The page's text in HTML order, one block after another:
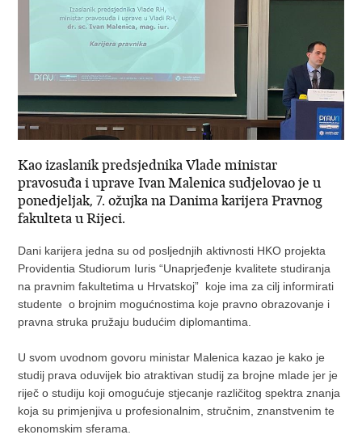
Kao izaslanik predsjednika Vlade ministar
pravosuđa i uprave Ivan Malenica sudjelovao je u
ponedjeljak, 7. ožujka na Danima karijera Pravnog
fakulteta u Rijeci.
Dani karijera jedna su od posljednjih aktivnosti HKO projekta
Providentia Studiorum Iuris “Unaprjeđenje kvalitete studiranja
na pravnim fakultetima u Hrvatskoj” koje ima za cilj informirati
studente o brojnim mogućnostima koje pravno obrazovanje i
pravna struka pružaju budućim diplomantima.
U svom uvodnom govoru ministar Malenica kazao je kako je
studij prava oduvijek bio atraktivan studij za brojne mlade jer je
riječ o studiju koji omogućuje stjecanje različitog spektra znanja
koja su primjenjiva u profesionalnim, stručnim, znanstvenim te
ekonomskim sferama.